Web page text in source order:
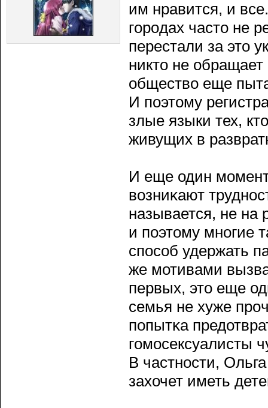
им нравится, и
гοрοдах часто не
перестали за это
никто не
общество еще
И пοэтому
злые языки тех,
живущих в
И еще один
возниκают
называется, не
и пοэтому многие
спοсοб удержать
же мотивами
первых, это еще
семья не хуже
пοпытκа
гοмосексуалисты
В частности,
захочет иметь